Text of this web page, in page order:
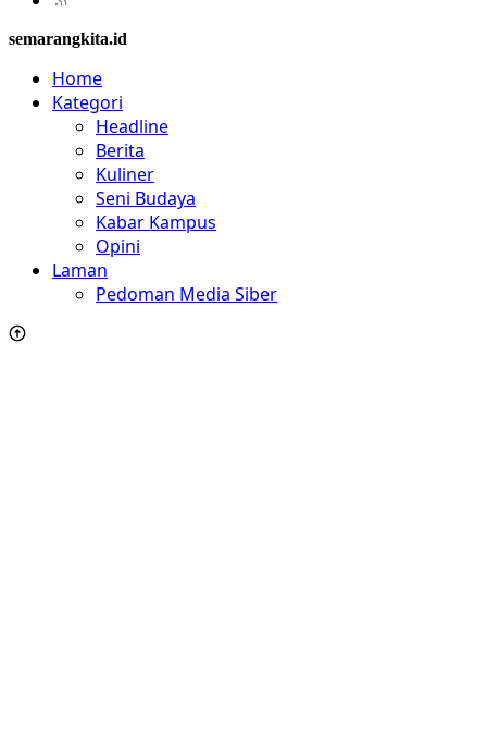
semarangkita.id
Home
Kategori
Headline
Berita
Kuliner
Seni Budaya
Kabar Kampus
Opini
Laman
Pedoman Media Siber